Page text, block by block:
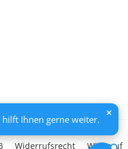
hilft Ihnen gerne weiter.
Widerrufsrecht Widerruf